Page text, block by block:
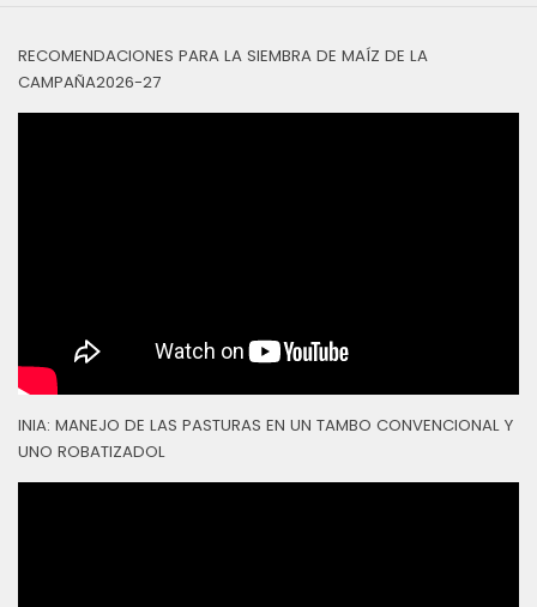
RECOMENDACIONES PARA LA SIEMBRA DE MAÍZ DE LA
CAMPAÑA2026-27
INIA: MANEJO DE LAS PASTURAS EN UN TAMBO CONVENCIONAL Y
UNO ROBATIZADOL